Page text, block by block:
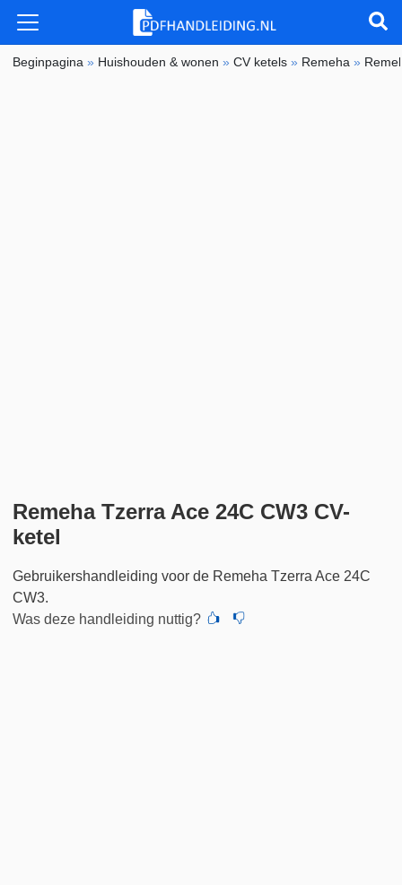
Beginpagina » Huishouden & wonen »CV ketels » Remeha »
Remeha Tzerra Ace 24C CW3 CV-
ketel
Gebruikershandleiding voor de Remeha Tzerra Ace 24C
CW3.
Was deze handleiding nuttig?